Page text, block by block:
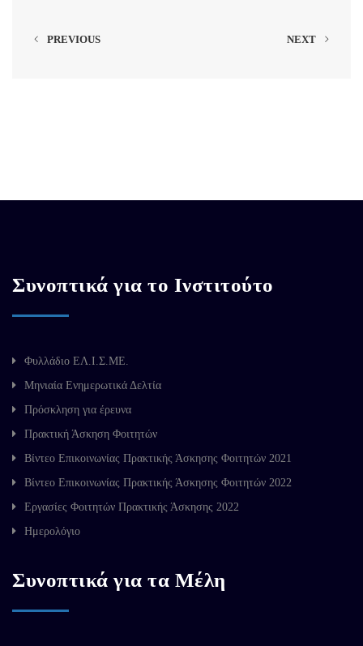
PREVIOUS NEXT
Συνοπτικά για το Ινστιτούτο
Φυλλάδιο ΕΛ.Ι.Σ.ΜΕ.
Μηνιαία Ενημερωτικά Δελτία
Πρόσκληση για έρευνα
Πρακτική Άσκηση Φοιτητών
Βίντεο Επικοινωνίας Πρακτικής Άσκησης Φοιτητών 2021
Βίντεο Επικοινωνίας Πρακτικής Άσκησης Φοιτητών 2022
Εργασίες Φοιτητών Πρακτικής Άσκησης 2022
Ημερολόγιο
Συνοπτικά για τα Μέλη